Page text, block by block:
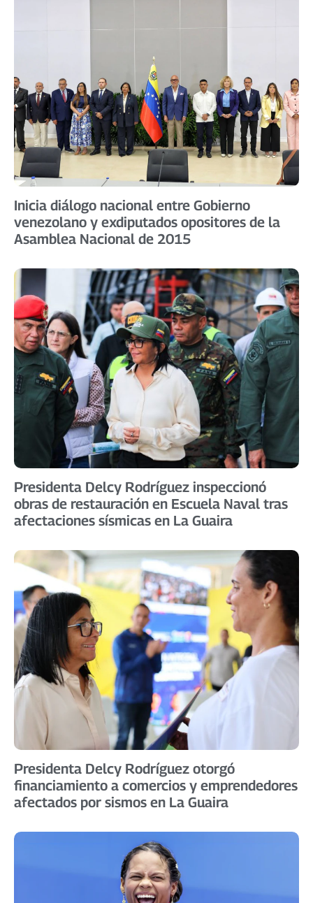
Inicia diálogo nacional entre Gobierno
venezolano y exdiputados opositores de la
Asamblea Nacional de 2015
Presidenta Delcy Rodríguez inspeccionó
obras de restauración en Escuela Naval tras
afectaciones sísmicas en La Guaira
Presidenta Delcy Rodríguez otorgó
financiamiento a comercios y emprendedores
afectados por sismos en La Guaira